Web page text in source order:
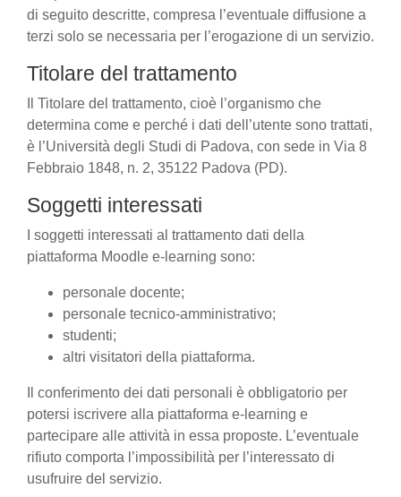
di seguito descritte, compresa l’eventuale diffusione a
terzi solo se necessaria per l’erogazione di un servizio.
Titolare del trattamento
Il Titolare del trattamento, cioè l’organismo che
determina come e perché i dati dell’utente sono trattati,
è l’Università degli Studi di Padova, con sede in Via 8
Febbraio 1848, n. 2, 35122 Padova (PD).
Soggetti interessati
I soggetti interessati al trattamento dati della
piattaforma Moodle e-learning sono:
personale docente;
personale tecnico-amministrativo;
studenti;
altri visitatori della piattaforma.
Il conferimento dei dati personali è obbligatorio per
potersi iscrivere alla piattaforma e-learning e
partecipare alle attività in essa proposte. L’eventuale
rifiuto comporta l’impossibilità per l’interessato di
usufruire del servizio.